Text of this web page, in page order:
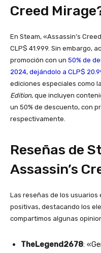
Creed
En Steam, «Assassin’s
CLP$ 41.999. Sin embargo,
promoción con un 50% de
2024, dejándolo a CLP$
ediciones especiales como la
Edition, que incluyen
un 50% de descuento, con
respectivamente.
Reseñas de
Assassin’s
Las reseñas de los usuarios
positivas, destacando los
compartimos algunas
TheLegend2678: